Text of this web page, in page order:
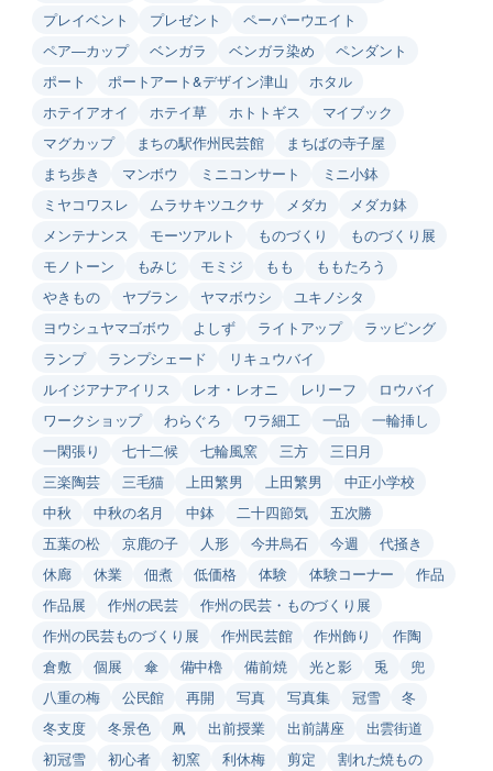
プレイベント
プレゼント
ペーパーウエイト
ペア―カップ
ベンガラ ベンガラ染め
ペンダント
ポート
ポートアート&デザイン津山
ホタル
ホテイアオイ
ホテイ草 ホトトギス
マイブック
マグカップ
まちの駅作州民芸館
まちばの寺子屋
まち歩き
マンボウ ミニコンサート
ミニ小鉢
ミヤコワスレ
ムラサキツユクサ メダカ
メダカ鉢
メンテナンス
モーツアルト ものづくり
ものづくり展
モノトーン
もみじ モミジ もも
ももたろう
やきもの
ヤブラン ヤマボウシ
ユキノシタ
ヨウシュヤマゴボウ
よしず ライトアップ
ラッピング
ランプ
ランプシェード
リキュウバイ
ルイジアナアイリス
レオ・レオニ レリーフ
ロウバイ
ワークショップ
わらぐろ ワラ細工 一品
一輪挿し
一閑張り
七十二候 七輪風窯 三方
三日月
三楽陶芸
三毛猫 上田繁男 上田繁男
中正小学校
中秋
中秋の名月 中鉢 二十四節気
五次勝
五葉の松
京鹿の子 人形 今井烏石 今週
代掻き
休廊
休業 佃煮 低価格 体験 体験コーナー
作品
作品展
作州の民芸
作州の民芸・ものづくり展
作州の民芸ものづくり展
作州民芸館 作州飾り
作陶
倉敷
個展 傘 備中櫓 備前焼 光と影 兎
兜
八重の梅
公民館 再開 写真 写真集 冠雪
冬
冬支度
冬景色 凧 出前授業 出前講座
出雲街道
初冠雪
初心者 初窯 利休梅 剪定
割れた焼もの